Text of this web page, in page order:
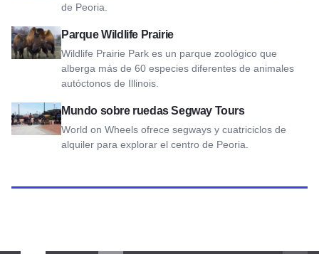
de Peoria.
Parque Wildlife Prairie
Wildlife Prairie Park es un parque zoológico que
alberga más de 60 especies diferentes de animales
autóctonos de Illinois.
Ver Wildlife Prairie Park
Mundo sobre ruedas Segway Tours
World on Wheels ofrece segways y cuatriciclos de
alquiler para explorar el centro de Peoria.
Ver Mundo sobre ruedas Segway Tours